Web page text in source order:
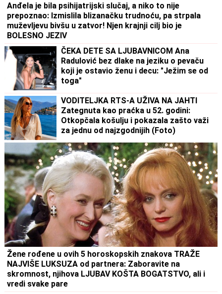
Anđela je bila psihijatrijski slučaj, a niko to nije
prepoznao: Izmislila blizanačku trudnoću, pa strpala
muževljevu bivšu u zatvor! Njen krajnji cilj bio je
BOLESNO JEZIV
ČEKA DETE SA LJUBAVNICOM Ana
Radulović bez dlake na jeziku o pevaču
koji je ostavio ženu i decu: "Ježim se od
toga"
VODITELJKA RTS-A UŽIVA NA JAHTI
Zategnuta kao praćka u 52. godini:
Otkopčala košulju i pokazala zašto važi
za jednu od najzgodnijih (Foto)
Žene rođene u ovih 5 horoskopskih znakova TRAŽE
NAJVIŠE LUKSUZA od partnera: Zaboravite na
skromnost, njihova LJUBAV KOŠTA BOGATSTVO, ali i
vredi svake pare